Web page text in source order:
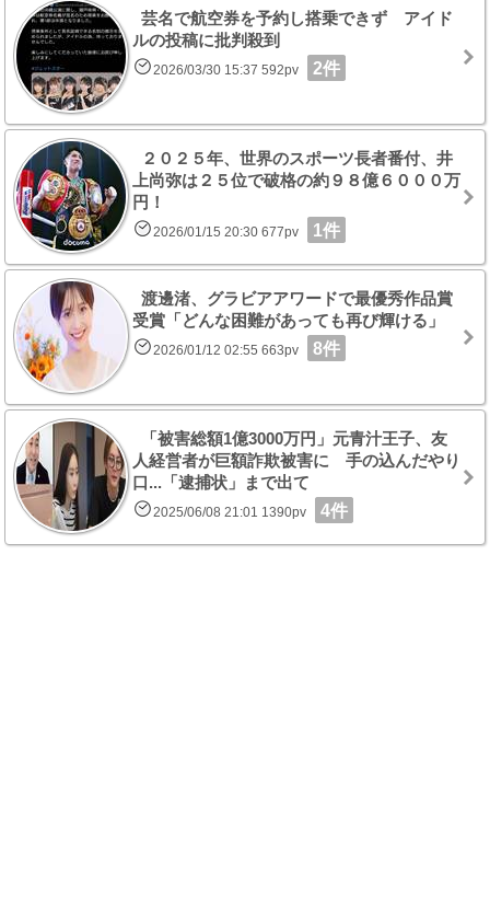
芸名で航空券を予約し搭乗できず アイド
ルの投稿に批判殺到
2026/03/30 15:37 592pv 2件
２０２５年、世界のスポーツ長者番付、井
上尚弥は２５位で破格の約９８億６０００万
円！
2026/01/15 20:30 677pv 1件
渡邊渚、グラビアアワードで最優秀作品賞
受賞「どんな困難があっても再び輝ける」
2026/01/12 02:55 663pv 8件
「被害総額1億3000万円」元青汁王子、友
人経営者が巨額詐欺被害に 手の込んだやり
口...「逮捕状」まで出て
2025/06/08 21:01 1390pv 4件